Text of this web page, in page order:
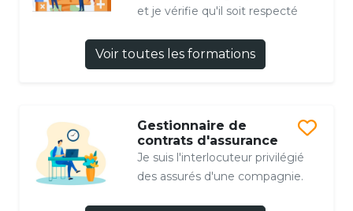
et je vérifie qu'il soit respecté
Voir toutes les formations
Gestionnaire de
contrats d'assurance
Je suis l'interlocuteur privilégié
des assurés d'une compagnie.